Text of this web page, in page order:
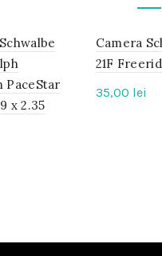
PaceStar
x 2.35
IN
STOC
Camera
21F
35,00 lei